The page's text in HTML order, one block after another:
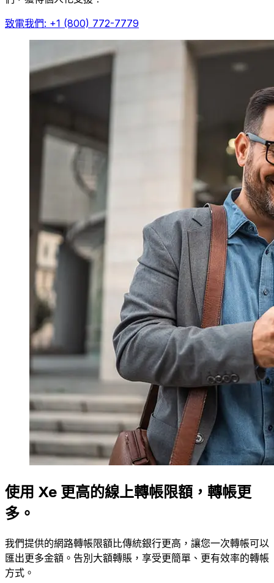
致電我們: +1 (800) 772-7779
使用 Xe 更高的線上轉帳限額，轉帳更
多。
我們提供的網路轉帳限額比傳統銀行更高，讓您一次轉帳可以
匯出更多金額。告別大額轉賬，享受更簡單、更有效率的轉帳
方式。